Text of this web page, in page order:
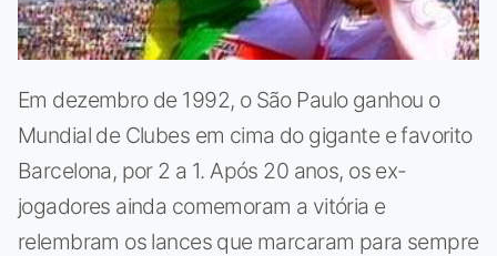
Em dezembro de 1992, o São Paulo ganhou o
Mundial de Clubes em cima do gigante e favorito
Barcelona, por 2 a 1. Após 20 anos, os ex-
jogadores ainda comemoram a vitória e
relembram os lances que marcaram para sempre